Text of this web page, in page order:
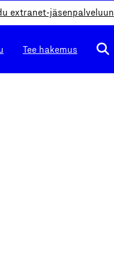
extranet-jäsenpalveluun
Tee hakemus